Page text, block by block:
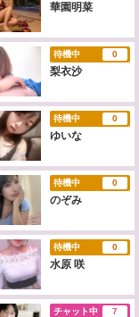
華園明菜
待機中 0
梨衣沙
待機中 0
ゆいな
待機中 0
のぞみ
待機中 0
水原 咲
チャット中 7